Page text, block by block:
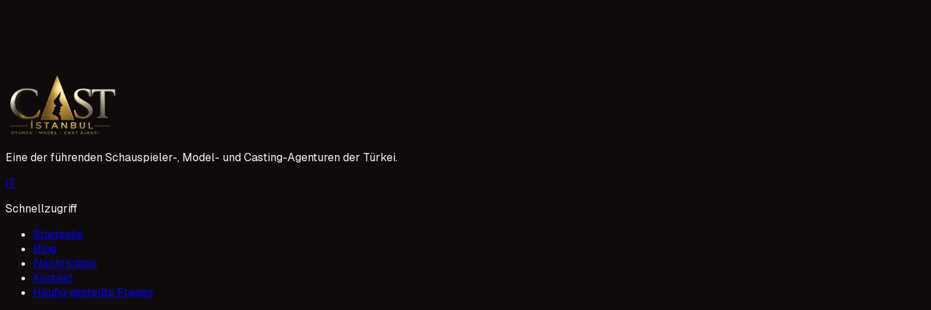
adımlar atmanızı sağlar. Seçim yaparken dikkatli olmak ve beklentileri gerçekçi tutmak önemlidir.
1 Mayıs 2026
Eine der führenden Schauspieler-, Model- und Casting-Agenturen der Türkei.
IT
Schnellzugriff
Startseite
Blog
Nachrichten
Kontakt
Häufig gestellte Fragen